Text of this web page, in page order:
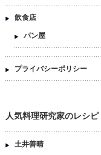
飲食店
パン屋
プライバシーポリシー
人気料理研究家のレシピ
土井善晴